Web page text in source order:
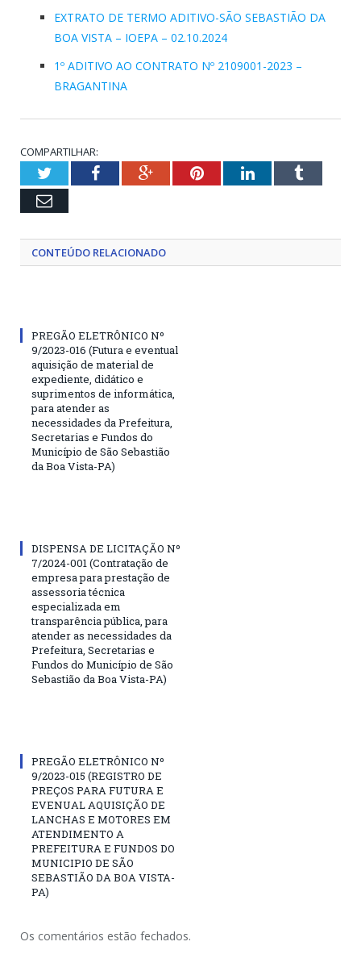
EXTRATO DE TERMO ADITIVO-SÃO SEBASTIÃO DA
BOA VISTA – IOEPA – 02.10.2024
1º ADITIVO AO CONTRATO Nº 2109001-2023 –
BRAGANTINA
COMPARTILHAR:
TwitterFacebookGoogle+PinterestLinkedInTumblr
Email
CONTEÚDO RELACIONADO
PREGÃO ELETRÔNICO Nº
9/2023-016 (Futura e eventual
aquisição de material de
expediente, didático e
suprimentos de informática,
para atender as
necessidades da Prefeitura,
Secretarias e Fundos do
Município de São Sebastião
da Boa Vista-PA)
DISPENSA DE LICITAÇÃO Nº
7/2024-001 (Contratação de
empresa para prestação de
assessoria técnica
especializada em
transparência pública, para
atender as necessidades da
Prefeitura, Secretarias e
Fundos do Município de São
Sebastião da Boa Vista-PA)
PREGÃO ELETRÔNICO Nº
9/2023-015 (REGISTRO DE
PREÇOS PARA FUTURA E
EVENUAL AQUISIÇÃO DE
LANCHAS E MOTORES EM
ATENDIMENTO A
PREFEITURA E FUNDOS DO
MUNICIPIO DE SÃO
SEBASTIÃO DA BOA VISTA-
PA)
Os comentários estão fechados.